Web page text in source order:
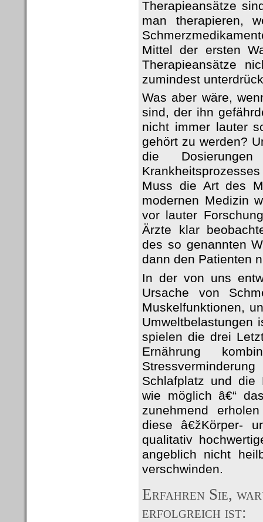
Therapieansätze
man therapieren,
Mittel der ersten
Therapieansätze
zumindest
Was aber wäre,
sind, der ihn
nicht immer lauter
gehört zu werden?
die
Muss die Art des
modernen Medizin
vor lauter
Ärzte klar
des so genannten
dann den Patienten
In der von uns
Ursache von
Muskelfunktionen,
Umweltbelastungen
spielen die drei
Ernährung
Schlafplatz und die
wie möglich â€“
zunehmend
diese â€žKörper-
qualitativ
angeblich nicht
verschwinden.
Erfahren Sie,
erfolgreich ist: